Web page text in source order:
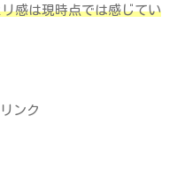
感は現時点では感じてい
ンク